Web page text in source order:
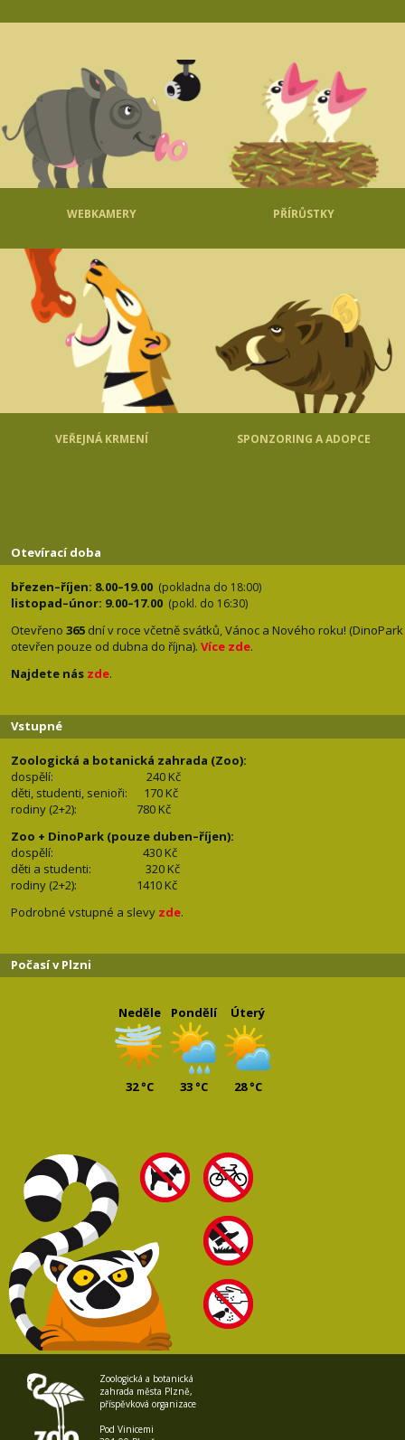
WEBKAMERY PŘÍRŮSTKY
VEŘEJNÁ KRMENÍ SPONZORING A ADOPCE
Otevírací doba
březen–říjen: 8.00–19.00 (pokladna do 18:00)
listopad–únor: 9.00–17.00 (pokl. do 16:30)
Otevřeno 365 dní v roce včetně svátků, Vánoc a Nového roku! (DinoPark
otevřen pouze od dubna do října). Více zde.
Najdete nás zde.
Vstupné
Zoologická a botanická zahrada (Zoo):
dospělí:
240 Kč
děti, studenti, senioři: 170 Kč
rodiny (2+2): 780 Kč
Zoo + DinoPark (pouze duben–říjen):
dospělí: 430 Kč
děti a studenti: 320 Kč
rodiny (2+2): 1410 Kč
Podrobné vstupné a slevy zde.
Počasí v Plzni
Neděle
32 °C
Pondělí
33 °C
Úterý
28 °C
Zoologická a botanická
zahrada města Plzně,
příspěvková organizace
Pod Vinicemi